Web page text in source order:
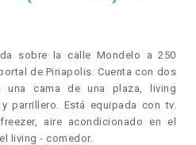
sobre la calle Mondelo a 250
de Piriapolis. Cuenta con dos
una cama de una plaza, living
parrillero. Está equipada con tv.
aire acondicionado en el
living - comedor.